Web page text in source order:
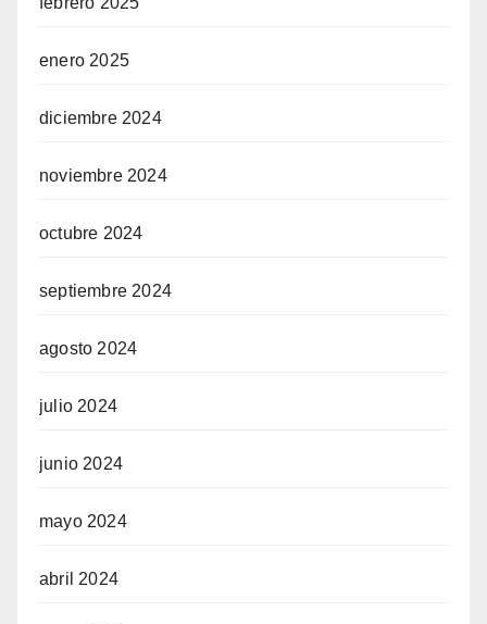
enero 2025
diciembre 2024
noviembre 2024
octubre 2024
septiembre 2024
agosto 2024
julio 2024
junio 2024
mayo 2024
abril 2024